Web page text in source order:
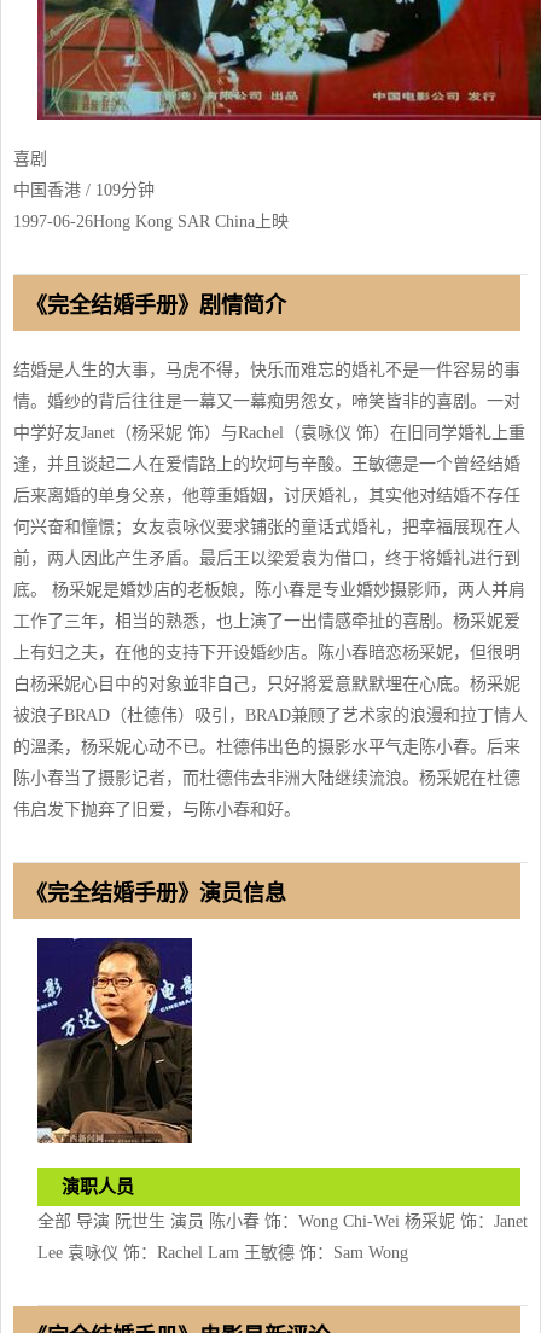
喜剧
中国香港 / 109分钟
1997-06-26Hong Kong SAR China上映
《完全结婚手册》剧情简介
结婚是人生的大事，马虎不得，快乐而难忘的婚礼不是一件容易的事
情。婚纱的背后往往是一幕又一幕痴男怨女，啼笑皆非的喜剧。一对
中学好友Janet（杨采妮 饰）与Rachel（袁咏仪 饰）在旧同学婚礼上重
逢，并且谈起二人在爱情路上的坎坷与辛酸。王敏德是一个曾经结婚
后来离婚的单身父亲，他尊重婚姻，讨厌婚礼，其实他对结婚不存任
何兴奋和憧憬；女友袁咏仪要求铺张的童话式婚礼，把幸福展现在人
前，两人因此产生矛盾。最后王以梁爱袁为借口，终于将婚礼进行到
底。 杨采妮是婚妙店的老板娘，陈小春是专业婚妙摄影师，两人并肩
工作了三年，相当的熟悉，也上演了一出情感牵扯的喜剧。杨采妮爱
上有妇之夫，在他的支持下开设婚纱店。陈小春暗恋杨采妮，但很明
白杨采妮心目中的对象並非自己，只好將爱意默默埋在心底。杨采妮
被浪子BRAD（杜德伟）吸引，BRAD兼顾了艺术家的浪漫和拉丁情人
的溫柔，杨采妮心动不已。杜德伟出色的摄影水平气走陈小春。后来
陈小春当了摄影记者，而杜德伟去非洲大陆继续流浪。杨采妮在杜德
伟启发下抛弃了旧爱，与陈小春和好。
《完全结婚手册》演员信息
演职人员
全部 导演 阮世生 演员 陈小春 饰：Wong Chi-Wei 杨采妮 饰：Janet
Lee 袁咏仪 饰：Rachel Lam 王敏德 饰：Sam Wong